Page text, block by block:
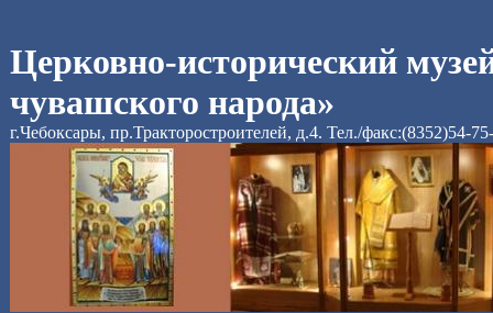
Церковно-исторический
чувашского народа»
г.Чебоксары, пр.Тракторостроителей, д.4. Тел./факс:(8352)54-